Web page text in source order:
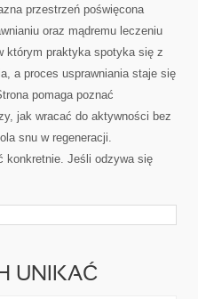
CESARSKIM
I
GINEKOLOGICZNYCH
przestrzeń poświęcona
oraz mądremu leczeniu
którym praktyka spotyka się z
a proces usprawniania staje się
pomaga poznać
jak wracać do aktywności bez
snu w regeneracji.
konkretnie. Jeśli odzywa się
UNIKAĆ